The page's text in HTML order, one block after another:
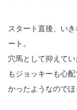
スタート直後、い
ート。
穴馬として抑えて
もジョッキーも心
かったようなのでほ